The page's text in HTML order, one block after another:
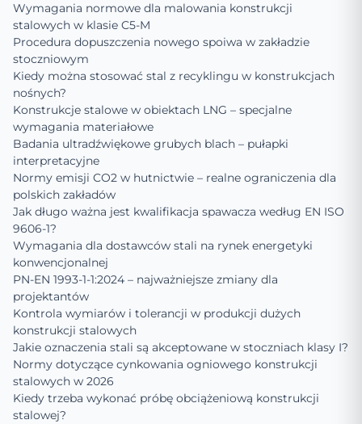
Wymagania normowe dla malowania konstrukcji
stalowych w klasie C5-M
Procedura dopuszczenia nowego spoiwa w zakładzie
stoczniowym
Kiedy można stosować stal z recyklingu w konstrukcjach
nośnych?
Konstrukcje stalowe w obiektach LNG – specjalne
wymagania materiałowe
Badania ultradźwiękowe grubych blach – pułapki
interpretacyjne
Normy emisji CO2 w hutnictwie – realne ograniczenia dla
polskich zakładów
Jak długo ważna jest kwalifikacja spawacza według EN ISO
9606-1?
Wymagania dla dostawców stali na rynek energetyki
konwencjonalnej
PN-EN 1993-1-1:2024 – najważniejsze zmiany dla
projektantów
Kontrola wymiarów i tolerancji w produkcji dużych
konstrukcji stalowych
Jakie oznaczenia stali są akceptowane w stoczniach klasy I?
Normy dotyczące cynkowania ogniowego konstrukcji
stalowych w 2026
Kiedy trzeba wykonać próbę obciążeniową konstrukcji
stalowej?